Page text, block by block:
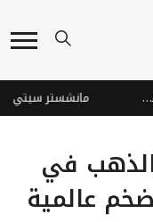
في
عالمية